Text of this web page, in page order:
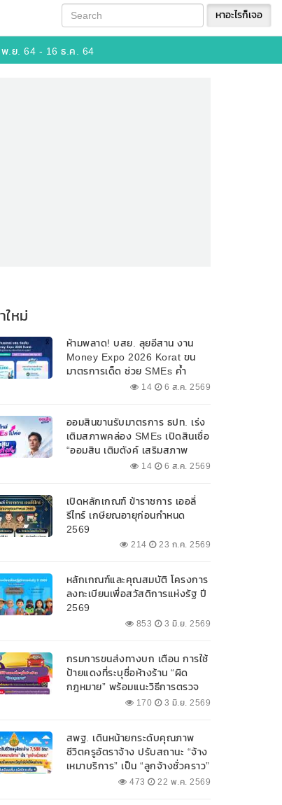
หาอะไรก็เจอ
พ.ย. 64 - 16 ธ.ค. 64
ใหม่
ห้ามพลาด! บสย. ลุยอีสาน งาน
Money Expo 2026 Korat ขน
มาตรการเด็ด ช่วย SMEs ค้ำ
ประกันสินเชื่อ-แก้หนี้ 7-9 ส.ค. 69
14 6 ส.ค. 2569
ออมสินขานรับมาตรการ ธปท. เร่ง
เติมสภาพคล่อง SMEs เปิดสินเชื่อ
“ออมสิน เติมตังค์ เสริมสภาพ
คล่อง” วงเงินรวม 2,000
วงเงินกู้สูงสุด 100% ของหลัก
ประกัน ผ่อนนานสูงสุด 10 ปี
14 6 ส.ค. 2569
เปิดหลักเกณฑ์ ข้าราชการ เออลี่
รีไทร์ เกษียณอายุก่อนกำหนด
2569
214 23 ก.ค. 2569
หลักเกณฑ์และคุณสมบัติ โครงการ
ลงทะเบียนเพื่อสวัสดิการแห่งรัฐ ปี
2569
853 3 มิ.ย. 2569
กรมการขนส่งทางบก เตือน การใช้
ป้ายแดงที่ระบุชื่อห้างร้าน “ผิด
กฎหมาย” พร้อมแนะวิธีการตรวจ
สอบป้ายแดงที่ถูกต้อง
170 3 มิ.ย. 2569
สพฐ. เดินหน้ายกระดับคุณภาพ
ชีวิตครูอัตราจ้าง ปรับสถานะ “จ้าง
เหมาบริการ” เป็น “ลูกจ้างชั่วคราว”
473 22 พ.ค. 2569